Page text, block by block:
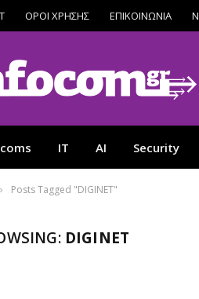
ΟΡΟΙ ΧΡΗΣΗΣ ΕΠΙΚΟΙΝΩΝΙΑ
IT AI Security
Posts Tagged "DIGINET"
DIGINET